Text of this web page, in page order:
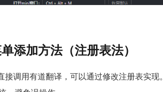
添加方法（注册表法）
调用有道翻译，可以通过修改注册表实现。